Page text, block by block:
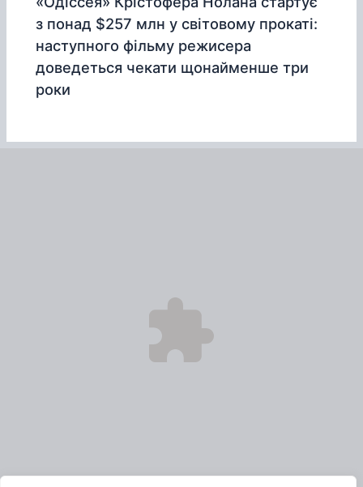
з понад $257 млн у світовому прокаті:
наступного фільму режисера
доведеться чекати щонайменше три
роки